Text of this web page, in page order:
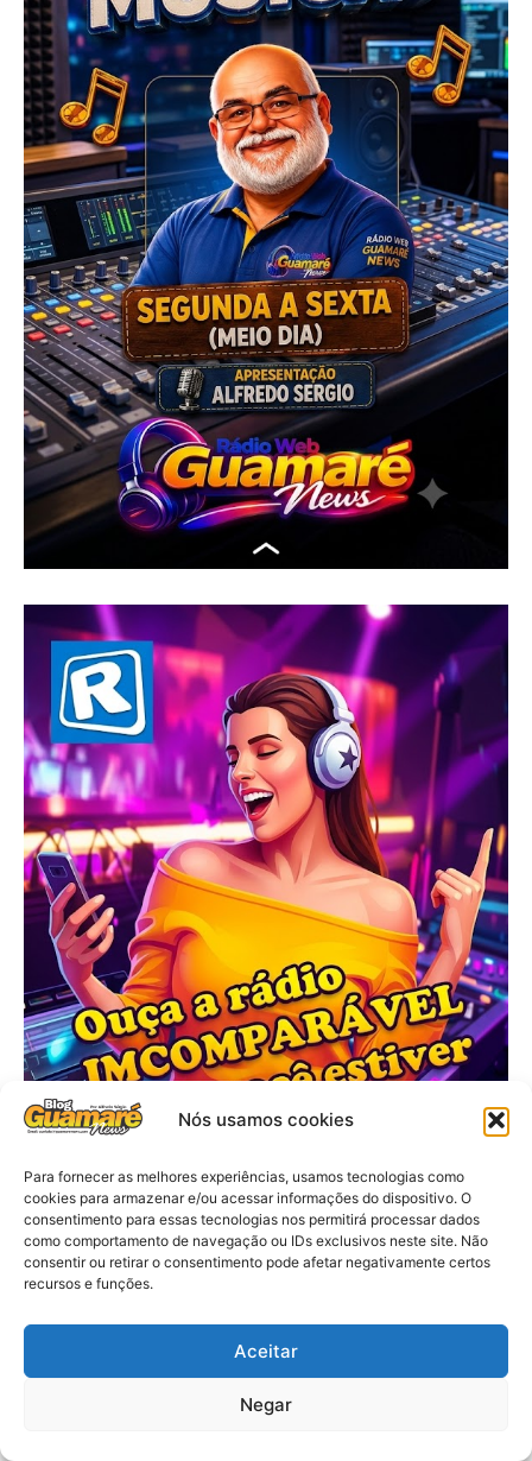
Nós usamos cookies
Para fornecer as melhores experiências, usamos tecnologias como
cookies para armazenar e/ou acessar informações do dispositivo. O
consentimento para essas tecnologias nos permitirá processar dados
como comportamento de navegação ou IDs exclusivos neste site. Não
consentir ou retirar o consentimento pode afetar negativamente certos
recursos e funções.
Aceitar
Negar